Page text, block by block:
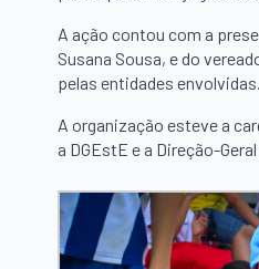
A ação contou com a
Susana Sousa, e do
pelas entidades envolvidas.
A organização esteve a
a DGEstE e a Direção-